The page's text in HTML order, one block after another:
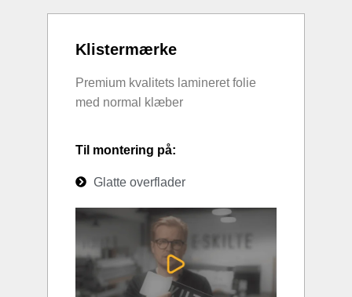
Klistermærke
Premium kvalitets lamineret folie
med normal klæber
Til montering på:
Glatte overflader